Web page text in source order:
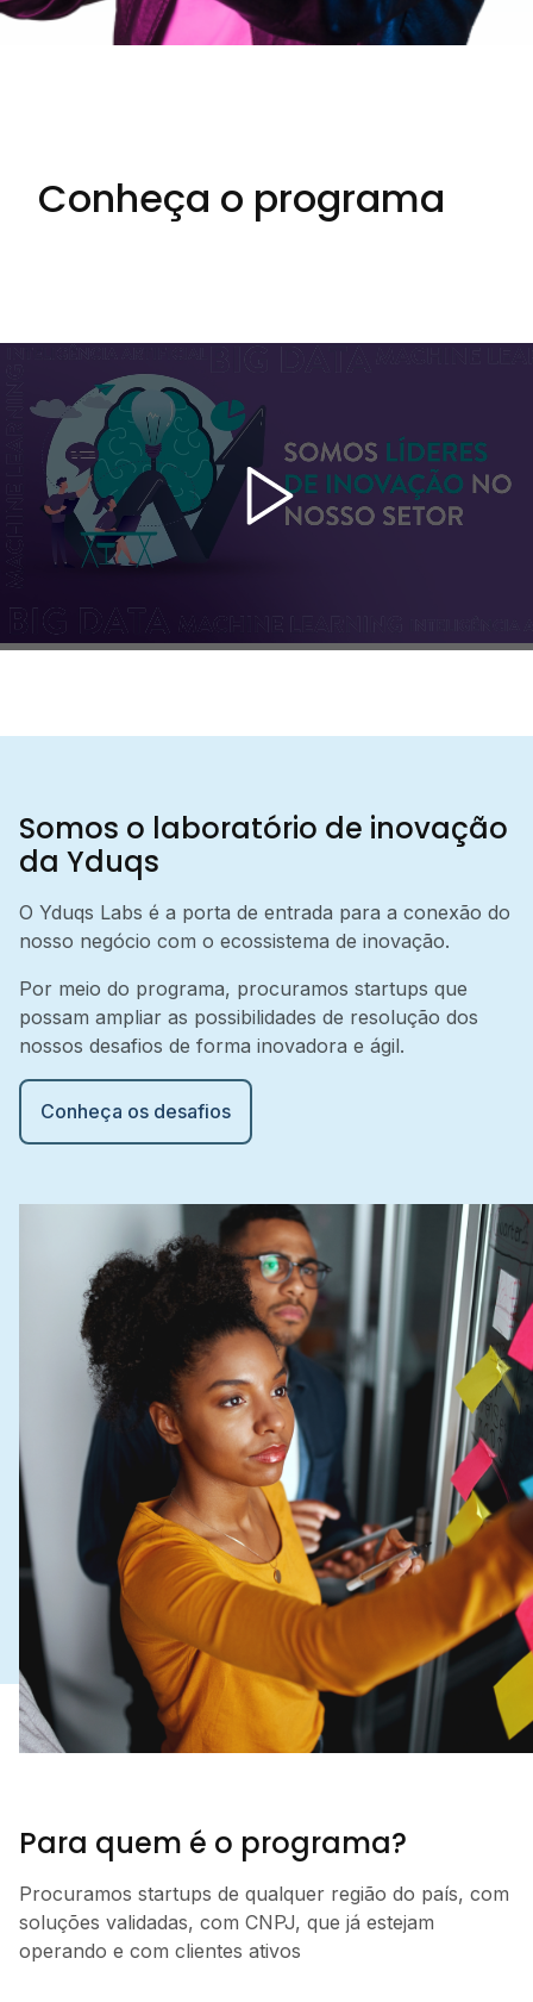
Conheça o programa
Somos o laboratório de inovação
da Yduqs
O Yduqs Labs é a porta de entrada para a conexão do
nosso negócio com o ecossistema de inovação.
Por meio do programa, procuramos startups que
possam ampliar as possibilidades de resolução dos
nossos desafios de forma inovadora e ágil.
Conheça os desafios
Para quem é o programa?
Procuramos startups de qualquer região do país, com
soluções validadas, com CNPJ, que já estejam
operando e com clientes ativos